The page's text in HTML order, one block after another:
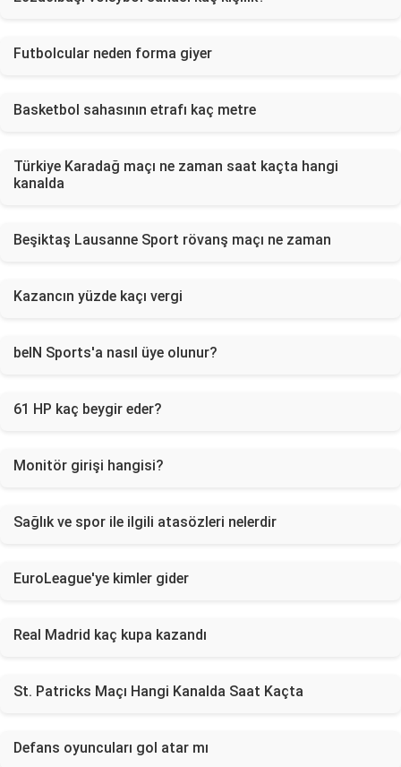
Futbolcular neden forma giyer
Basketbol sahasının etrafı kaç metre
Türkiye Karadağ maçı ne zaman saat kaçta hangi
kanalda
Beşiktaş Lausanne Sport rövanş maçı ne zaman
Kazancın yüzde kaçı vergi
beIN Sports'a nasıl üye olunur?
61 HP kaç beygir eder?
Monitör girişi hangisi?
Sağlık ve spor ile ilgili atasözleri nelerdir
EuroLeague'ye kimler gider
Real Madrid kaç kupa kazandı
St. Patricks Maçı Hangi Kanalda Saat Kaçta
Defans oyuncuları gol atar mı